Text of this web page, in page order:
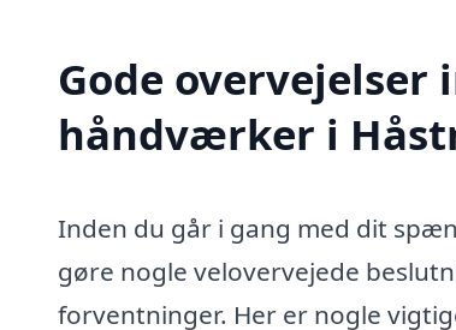
Gode
håndværker i
Inden du går i gang med dit
gøre nogle velovervejede
forventninger. Her er nogle